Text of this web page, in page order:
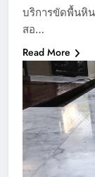
บริการขัดพื้นหิ
สอ…
Read More